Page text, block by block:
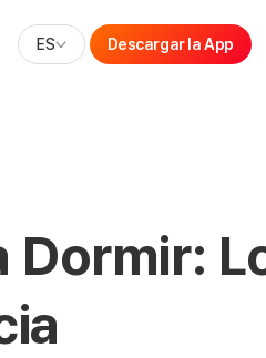
ES Descargar la App
Dormir: